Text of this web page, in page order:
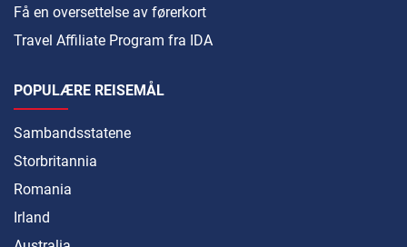
Få en oversettelse av førerkort
Travel Affiliate Program fra IDA
POPULÆRE REISEMÅL
Sambandsstatene
Storbritannia
Romania
Irland